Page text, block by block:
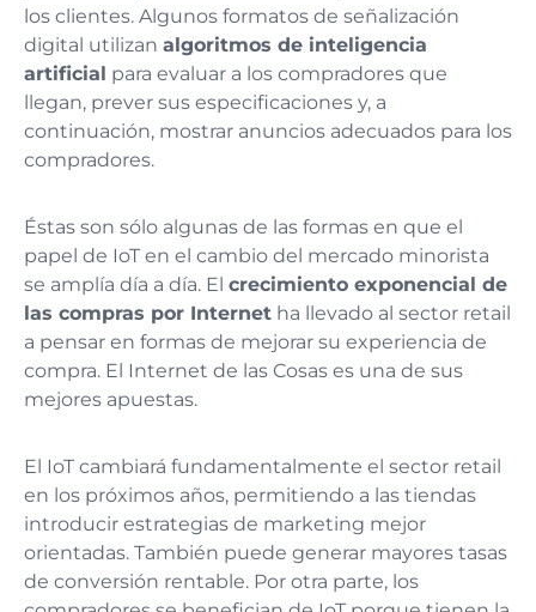
los clientes. Algunos formatos de señalización
digital utilizan algoritmos de inteligencia
artificial para evaluar a los compradores que
llegan, prever sus especificaciones y, a
continuación, mostrar anuncios adecuados para los
compradores.
Éstas son sólo algunas de las formas en que el
papel de IoT en el cambio del mercado minorista
se amplía día a día. El crecimiento exponencial de
las compras por Internet ha llevado al sector retail
a pensar en formas de mejorar su experiencia de
compra. El Internet de las Cosas es una de sus
mejores apuestas.
El IoT cambiará fundamentalmente el sector retail
en los próximos años, permitiendo a las tiendas
introducir estrategias de marketing mejor
orientadas. También puede generar mayores tasas
de conversión rentable. Por otra parte, los